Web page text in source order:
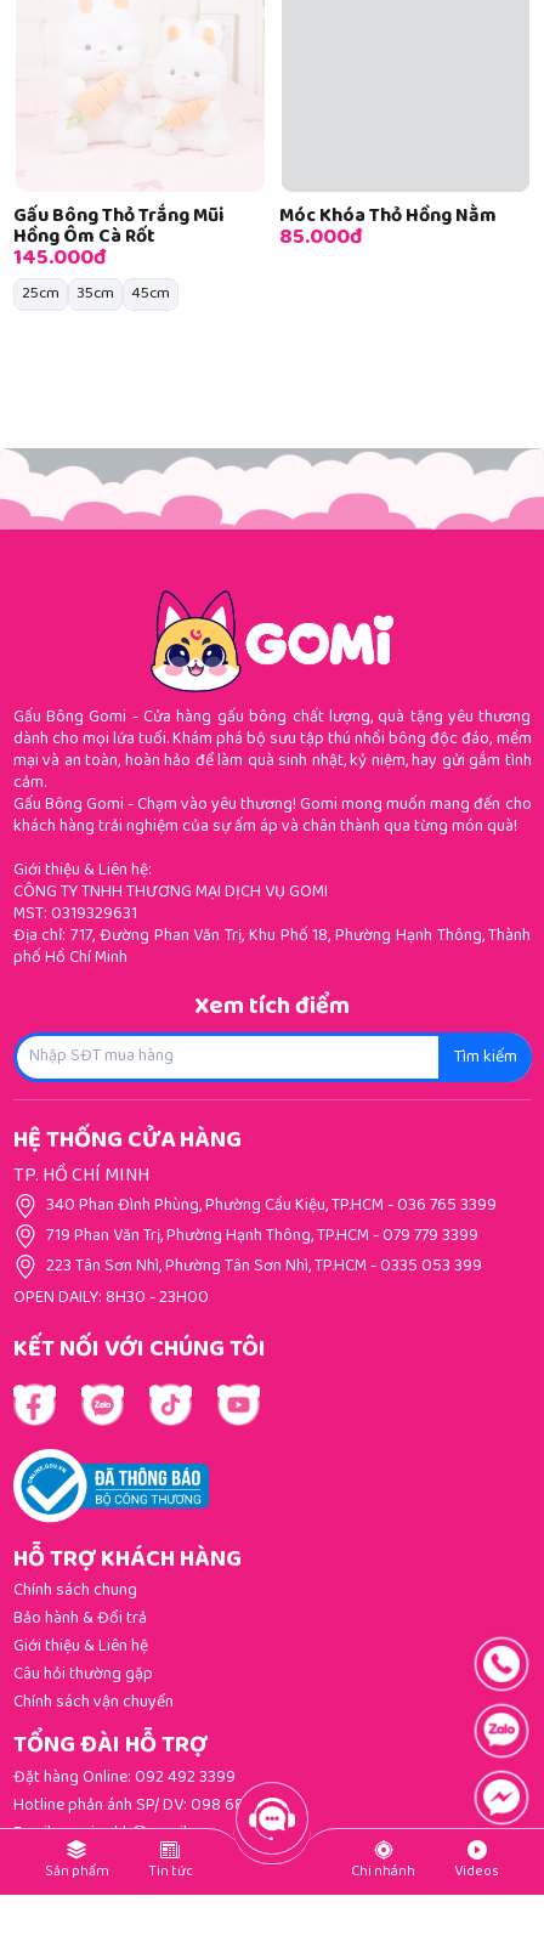
Gấu Bông Thỏ Trắng Mũi
Hồng Ôm Cà Rốt
145.000đ
25cm 35cm 45cm
Móc Khóa Thỏ Hồng Nằm
85.000đ
Gấu Bông Gomi - Cửa hàng gấu bông chất lượng, quà tặng yêu thương
dành cho mọi lứa tuổi. Khám phá bộ sưu tập thú nhồi bông độc đáo, mềm
mại và an toàn, hoàn hảo để làm quà sinh nhật, kỷ niệm, hay gửi gắm tình
cảm.
Gấu Bông Gomi - Chạm vào yêu thương! Gomi mong muốn mang đến cho
khách hàng trải nghiệm của sự ấm áp và chân thành qua từng món quà!
Giới thiệu & Liên hệ:
CÔNG TY TNHH THƯƠNG MẠI DỊCH VỤ GOMI
MST: 0319329631
Địa chỉ: 717, Đường Phan Văn Trị, Khu Phố 18, Phường Hạnh Thông, Thành
phố Hồ Chí Minh
Xem tích điểm
Tìm kiếm
HỆ THỐNG CỬA HÀNG
TP. HỒ CHÍ MINH
340 Phan Đình Phùng, Phường Cầu Kiệu, TP.HCM-036 765 3399
719 Phan Văn Trị, Phường Hạnh Thông, TP.HCM-079 779 3399
223 Tân Sơn Nhì, Phường Tân Sơn Nhì, TP.HCM-0335 053 399
OPEN DAILY: 8H30 - 23H00
KẾT NỐI VỚI CHÚNG TÔI
HỖ TRỢ KHÁCH HÀNG
Chính sách chung
Bảo hành & Đổi trả
Giới thiệu & Liên hệ
Câu hỏi thường gặp
Chính sách vận chuyển
TỔNG ĐÀI HỖ TRỢ
Đặt hàng Online:092 492 3399
Hotline phản ánh SP/ DV:098 681 3392
Email:gomi.cskh@gmail.com
PHƯƠNG THỨC THANH TOÁN
Sản phẩm Tin tức Chi nhánh Videos